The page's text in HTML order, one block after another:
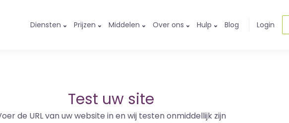
Diensten Prijzen Middelen Over ons Hulp Blog Login
Test uw site
de URL van uw website in en wij testen onmiddellijk zijn